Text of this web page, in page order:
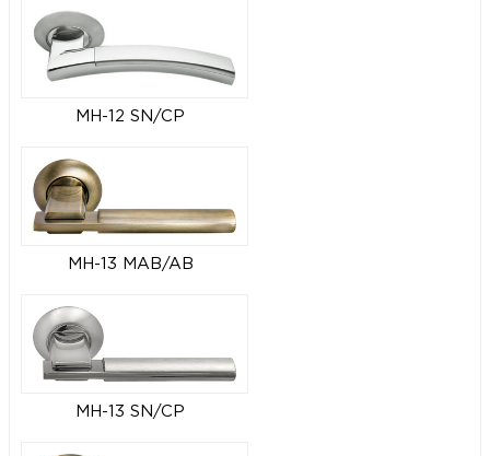
MH-12 SN/CP
MH-13 MAB/AB
MH-13 SN/CP